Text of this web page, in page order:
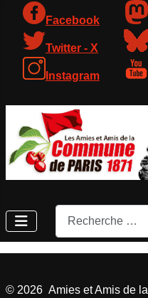
Facebook
Twitter - X
Instagram
Rechercher
© 2026 Amies et Amis de